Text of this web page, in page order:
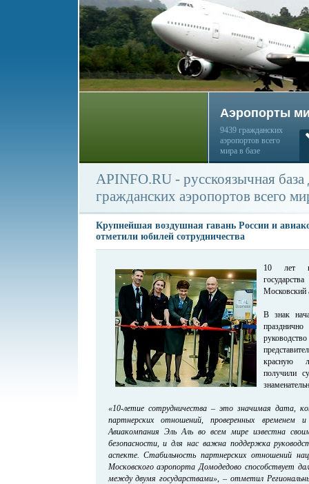
Аэропорты
9439 гражданских
аэропортов всего
мира в базе
APINFO.RU - русскоязычная
гражданских аэропортов всего
Крупнейшая воздушная гавань России и
отметили юбилей сотрудничества
10 лет
Московский
В знак
красную
получили
«10-летие сотрудничества – это значимая дата,
партнерских отношений, проверенных временем
Авиакомпания Эль Аль во всем мире известна
безопасности, и для нас важна поддержка
аспекте. Стабильность партнерских отношений
Московского аэропорта Домодедово способствует
между двумя государствами», – отметил